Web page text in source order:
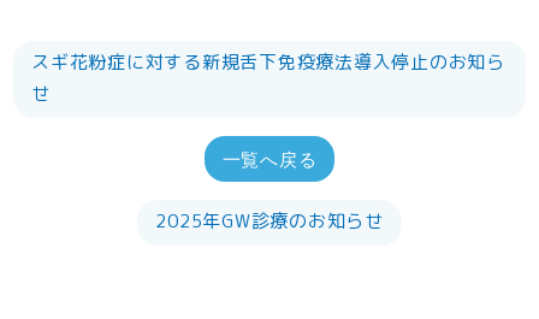
スギ花粉症に対する新規舌下免疫療法導入停止のお知ら
せ
一覧へ戻る
2025年GW診療のお知らせ